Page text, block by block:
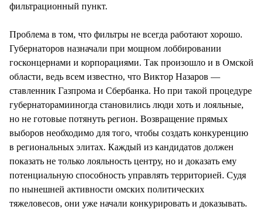
фильтрационный пункт.
Проблема в том, что фильтры не всегда работают хорошо.
Губернаторов назначали при мощном лоббировании
госконцернами и корпорациями. Так произошло и в Омской
области, ведь всем известно, что Виктор Назаров —
ставленник Газпрома и Сбербанка. Но при такой процедуре
губернаторамииногда становились люди хоть и лояльные,
но не готовые потянуть регион. Возвращение прямых
выборов необходимо для того, чтобы создать конкуренцию
в региональных элитах. Каждый из кандидатов должен
показать не только лояльность центру, но и доказать ему
потенциальную способность управлять территорией. Судя
по нынешней активности омских политических
тяжеловесов, они уже начали конкурировать и доказывать.